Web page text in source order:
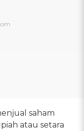
saham
atau setara